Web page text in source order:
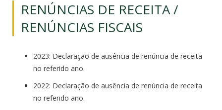
RENÚNCIAS DE RECEITA /
RENÚNCIAS FISCAIS
2023: Declaração de ausência de renúncia de receita
no referido ano.
2022: Declaração de ausência de renúncia de receita
no referido ano.